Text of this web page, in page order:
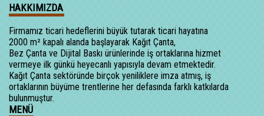
HAKKIMIZDA
Firmamız ticari hedeflerini büyük tutarak ticari hayatına
2000 m² kapalı alanda başlayarak Kağıt Çanta,
Bez Çanta ve Dijital Baskı ürünlerinde iş ortaklarına hizmet
vermeye ilk günkü heyecanlı yapısıyla devam etmektedir.
Kağıt Çanta sektöründe birçok yeniliklere imza atmış, iş
ortaklarının büyüme trentlerine her defasında farklı katkılarda
bulunmuştur.
MENÜ